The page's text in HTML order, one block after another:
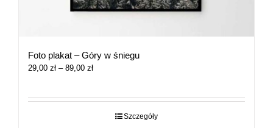
Foto plakat – Góry w śniegu
29,00 zł – 89,00 złZakres
29,00 zł
Szczegóły